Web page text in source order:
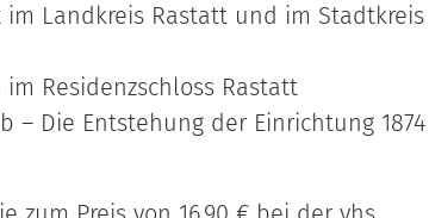
Landkreis Rastatt und im Stadtkreis
Residenzschloss Rastatt
– Die Entstehung der Einrichtung 1874